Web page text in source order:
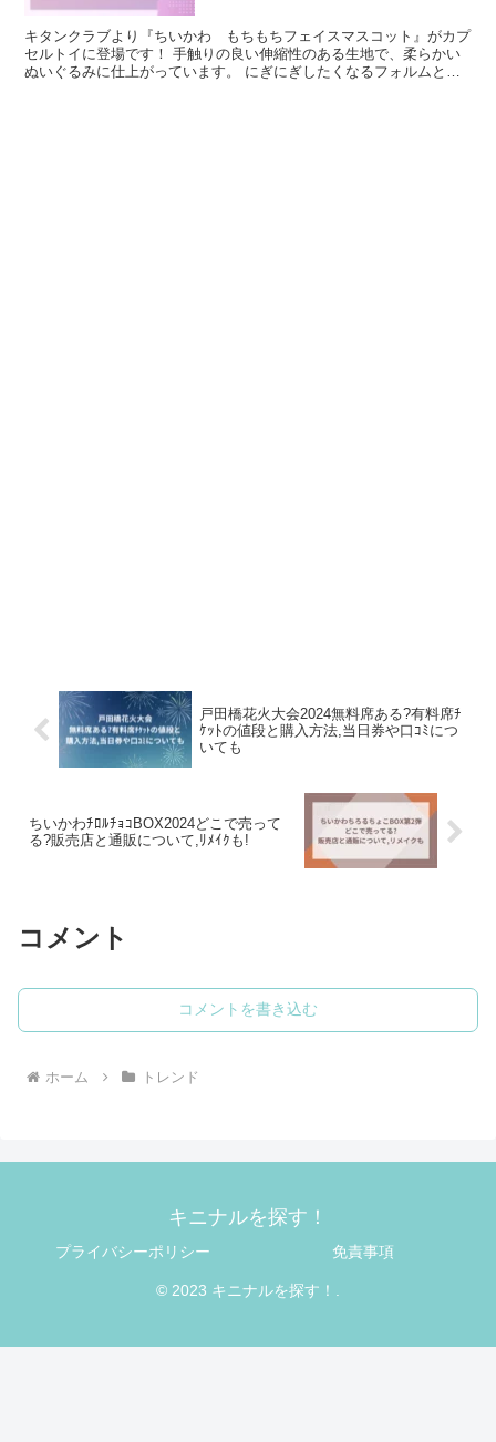
キタンクラブより『ちいかわ もちもちフェイスマスコット』がカプ
セルトイに登場です！ 手触りの良い伸縮性のある生地で、柔らかい
ぬいぐるみに仕上がっています。 にぎにぎしたくなるフォルムと感
戸田橋花火大会2024無料席ある?有料席ﾁ
ｹｯﾄの値段と購入方法,当日券や口ｺﾐにつ
いても
ちいかわﾁﾛﾙﾁｮｺBOX2024どこで売って
る?販売店と通販について,ﾘﾒｲｸも!
コメント
コメントを書き込む
ホーム トレンド
キニナルを探す！
プライバシーポリシー 免責事項
© 2023 キニナルを探す！.